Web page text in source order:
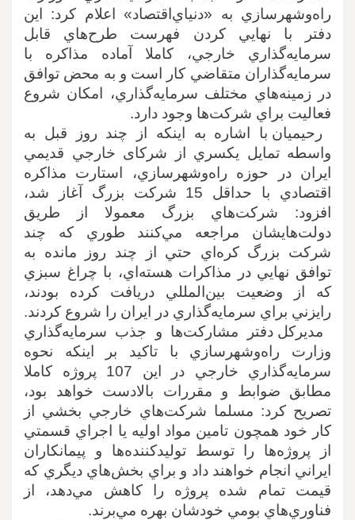
راه‌و‌شهرسازي به «دنياي‌اقتصاد» اعلام كرد: اين
دفتر با نهايي كردن فهرست طرح‌هاي قابل
سرمايه‌گذاري خارجي، كاملا آماده مذاكره با
سرمايه‌گذاران متقاضي كار است و به محض توافق
در زمينه‌هاي مختلف سرمايه‌گذاري، امكان شروع
فعاليت‌ براي شركت‌ها وجود دارد.
رحيميان با اشاره به اينكه از چند روز قبل به
واسطه تمايل يكسري از شركای خارجي قديمي
ايران در حوزه راه‌و‌شهرسازي، استارت مذاكره
اقتصادي با حداقل 15 شركت بزرگ آغاز شد،
افزود: شركت‌هاي بزرگ معمولا از طريق
دولت‌هايشان مراجعه مي‌كنند طوري كه چند
شركت بزرگ كره‌اي حتي از چند روز مانده به
توافق نهايي در مذاكرات هسته‌اي، با چراغ سبزي
كه از وضعيت بين‌المللي دريافت كرده‌ بودند،
رايزني براي سرمايه‌گذاري در ايران را شروع كردند.
مديركل دفتر مشاركت‌ها و جذب سرمايه‌گذاري
وزارت راه‌و‌شهرسازي با تاكيد بر اينكه نحوه
سرمايه‌گذاري خارجي در اين 107 پروژه كاملا
مطابق ضوابط و مقررات بالادست خواهد بود،
تصريح كرد: مسلما شركت‌هاي خارجي بخشي از
كار خود همچون تامين مواد اوليه يا اجراي قسمتي
از پروژه‌ها را توسط توليدكننده‌ها و پيمانكاران
ايراني انجام خواهند داد و براي بخش‌هاي ديگري كه
قيمت تمام شده پروژه را كاهش مي‌‌دهد، از
فناوري‌هاي بومي خودشان بهره مي‌برند.